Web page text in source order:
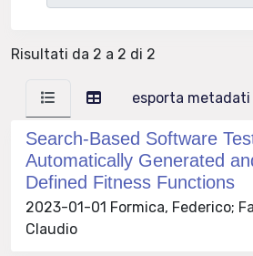
Risultati da 2 a 2 di 2
esporta metadati
Search-Based Software
Automatically Generated
Defined Fitness Functions
2023-01-01 Formica, Federico;
Claudio